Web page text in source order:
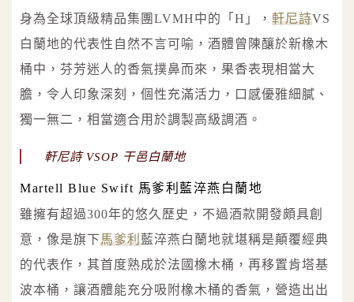
身為全球頂級精品集團LVMH中的「H」， 軒尼詩VS
白蘭地的代表性自然不言可喻，酒體曾陳釀於新橡木
桶中，芬芳迷人的香氣撲鼻而來，果香表現相當大
膽，令人印象深刻，個性充滿活力，口感優雅細膩、
獨一無二，相當適合用於調製高級調酒。
軒尼詩 VSOP 干邑白蘭地
Martell Blue Swift 馬爹利藍淬燕白蘭地
雖擁有超過300年的悠久歷史，不過酒款開發頗具創
意，像是旗下馬爹利藍淬燕白蘭地就堪稱是顛覆經典
的代表作，其首度熟成於法國橡木桶，再移置肯塔基
波本桶，讓酒體能充分吸附橡木桶的香氣，營造出出